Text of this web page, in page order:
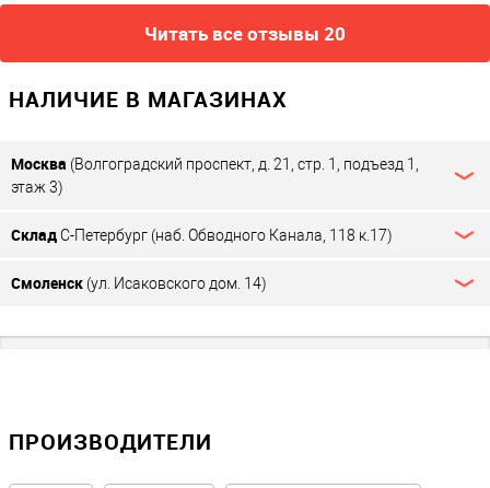
Читать все отзывы 20
НАЛИЧИЕ В МАГАЗИНАХ
Москва (Волгоградский проспект, д. 21, стр. 1, подъезд 1,
этаж 3)
СкладС-Петербург (наб. Обводного Канала, 118 к.17)
Смоленск (ул. Исаковского дом. 14)
ПРОИЗВОДИТЕЛИ